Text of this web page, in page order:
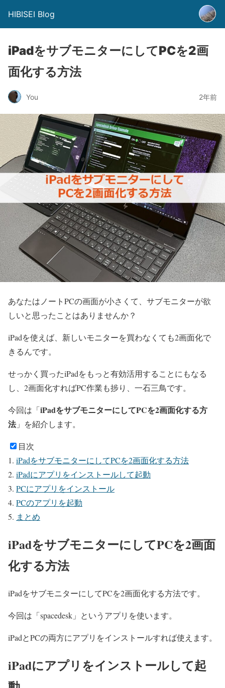
HIBISEI Blog
iPadをサブモニターにしてPCを2画
面化する方法
You 2年前
あなたはノートPCの画面が小さくて、サブモニターが欲
しいと思ったことはありませんか？
iPadを使えば、新しいモニターを買わなくても2画面化で
きるんです。
せっかく買ったiPadをもっと有効活用することにもなる
し、2画面化すればPC作業も捗り、一石三鳥です。
今回は「iPadをサブモニターにしてPCを2画面化する方
法」を紹介します。
目次
iPadをサブモニターにしてPCを2画面化する方法
iPadにアプリをインストールして起動
PCにアプリをインストール
PCのアプリを起動
まとめ
iPadをサブモニターにしてPCを2画面
化する方法
iPadをサブモニターにしてPCを2画面化する方法です。
今回は「spacedesk」というアプリを使います。
iPadとPCの両方にアプリをインストールすれば使えます。
iPadにアプリをインストールして起